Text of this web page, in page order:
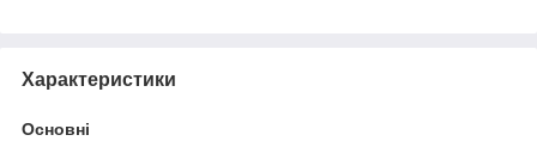
Характеристики
Основні